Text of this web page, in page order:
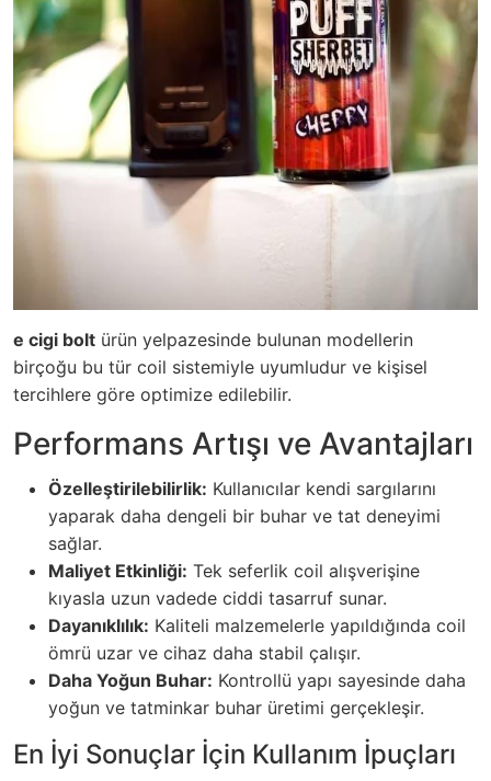
e cigi bolt ürün yelpazesinde bulunan modellerin
birçoğu bu tür coil sistemiyle uyumludur ve kişisel
tercihlere göre optimize edilebilir.
Performans Artışı ve Avantajları
Özelleştirilebilirlik: Kullanıcılar kendi sargılarını
yaparak daha dengeli bir buhar ve tat deneyimi
sağlar.
Maliyet Etkinliği: Tek seferlik coil alışverişine
kıyasla uzun vadede ciddi tasarruf sunar.
Dayanıklılık: Kaliteli malzemelerle yapıldığında coil
ömrü uzar ve cihaz daha stabil çalışır.
Daha Yoğun Buhar: Kontrollü yapı sayesinde daha
yoğun ve tatminkar buhar üretimi gerçekleşir.
En İyi Sonuçlar İçin Kullanım İpuçları